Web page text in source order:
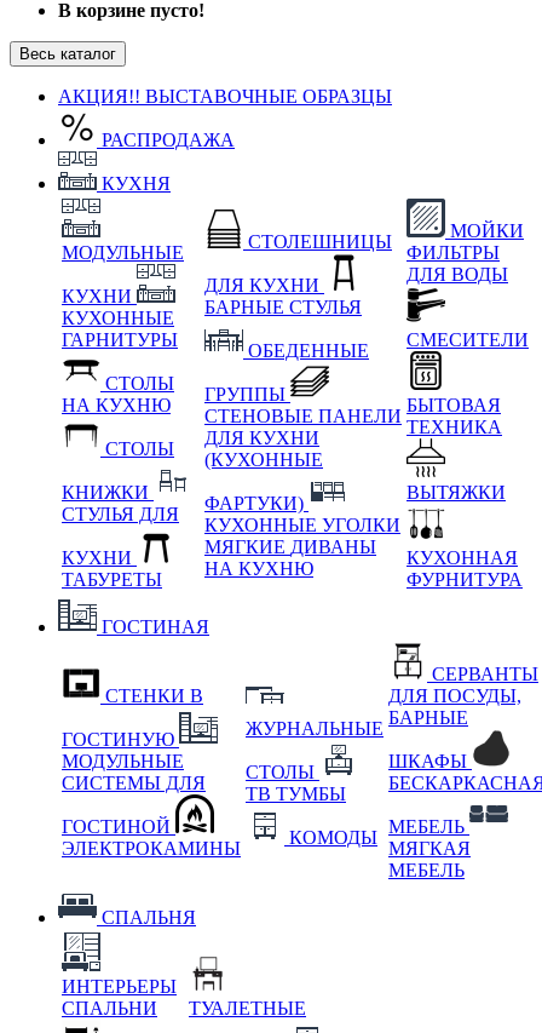
В корзине пусто!
Весь каталог
АКЦИЯ!! ВЫСТАВОЧНЫЕ ОБРАЗЦЫ
РАСПРОДАЖА
КУХНЯ
МОДУЛЬНЫЕ
КУХНИ
КУХОННЫЕ
ГАРНИТУРЫ
СТОЛЫ
НА КУХНЮ
СТОЛЫ
КНИЖКИ
СТУЛЬЯ ДЛЯ
КУХНИ
ТАБУРЕТЫ
СТОЛЕШНИЦЫ
ДЛЯ КУХНИ
БАРНЫЕ СТУЛЬЯ
ОБЕДЕННЫЕ
ГРУППЫ
СТЕНОВЫЕ ПАНЕЛИ
ДЛЯ КУХНИ
(КУХОННЫЕ
ФАРТУКИ)
КУХОННЫЕ УГОЛКИ
МЯГКИЕ ДИВАНЫ
НА КУХНЮ
МОЙКИ
ФИЛЬТРЫ
ДЛЯ ВОДЫ
СМЕСИТЕЛИ
БЫТОВАЯ
ТЕХНИКА
ВЫТЯЖКИ
КУХОННАЯ
ФУРНИТУРА
ГОСТИНАЯ
СТЕНКИ В
ГОСТИНУЮ
МОДУЛЬНЫЕ
СИСТЕМЫ ДЛЯ
ГОСТИНОЙ
ЭЛЕКТРОКАМИНЫ
ЖУРНАЛЬНЫЕ
СТОЛЫ
ТВ ТУМБЫ
КОМОДЫ
СЕРВАНТЫ
ДЛЯ ПОСУДЫ,
БАРНЫЕ
ШКАФЫ
МЕБЕЛЬ
МЯГКАЯ
МЕБЕЛЬ
СПАЛЬНЯ
ИНТЕРЬЕРЫ
СПАЛЬНИ
ТУАЛЕТНЫЕ